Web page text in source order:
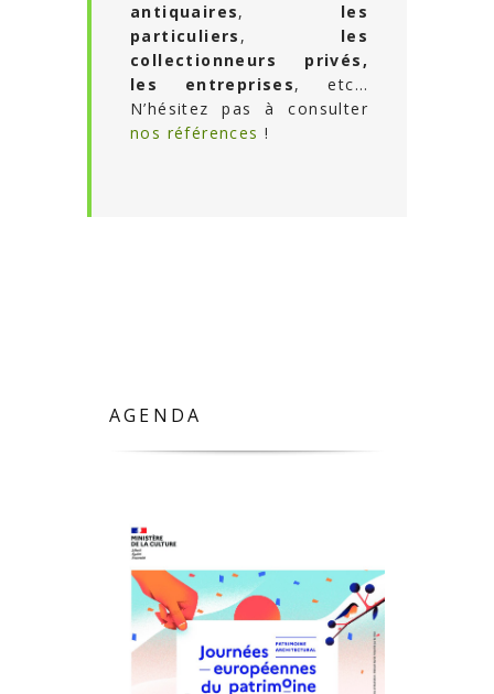
antiquaires, les
particuliers , les
collectionneurs privés,
les entreprises, etc…
N’hésitez pas à consulter
nos références !
AGENDA